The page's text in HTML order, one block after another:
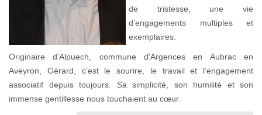
de tristesse, une vie
d’engagements multiples et
exemplaires.
Originaire d’Alpuech, commune d'Argences en Aubrac en
Aveyron, Gérard, c’est le sourire, le travail et l’engagement
associatif depuis toujours. Sa simplicité, son humilité et son
immense gentillesse nous touchaient au cœur.